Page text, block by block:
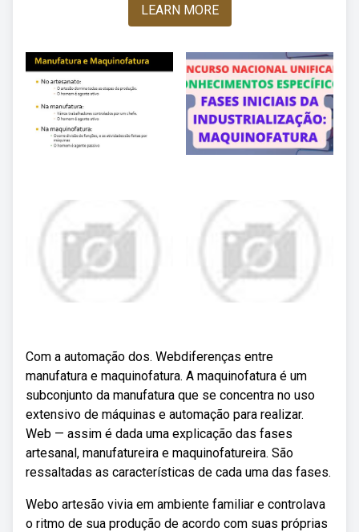
LEARN MORE
Com a automação dos. Webdiferenças entre
manufatura e maquinofatura. A maquinofatura é um
subconjunto da manufatura que se concentra no uso
extensivo de máquinas e automação para realizar.
Web — assim é dada uma explicação das fases
artesanal, manufatureira e maquinofatureira. São
ressaltadas as características de cada uma das fases.
Webo artesão vivia em ambiente familiar e controlava
o ritmo de sua produção de acordo com suas próprias